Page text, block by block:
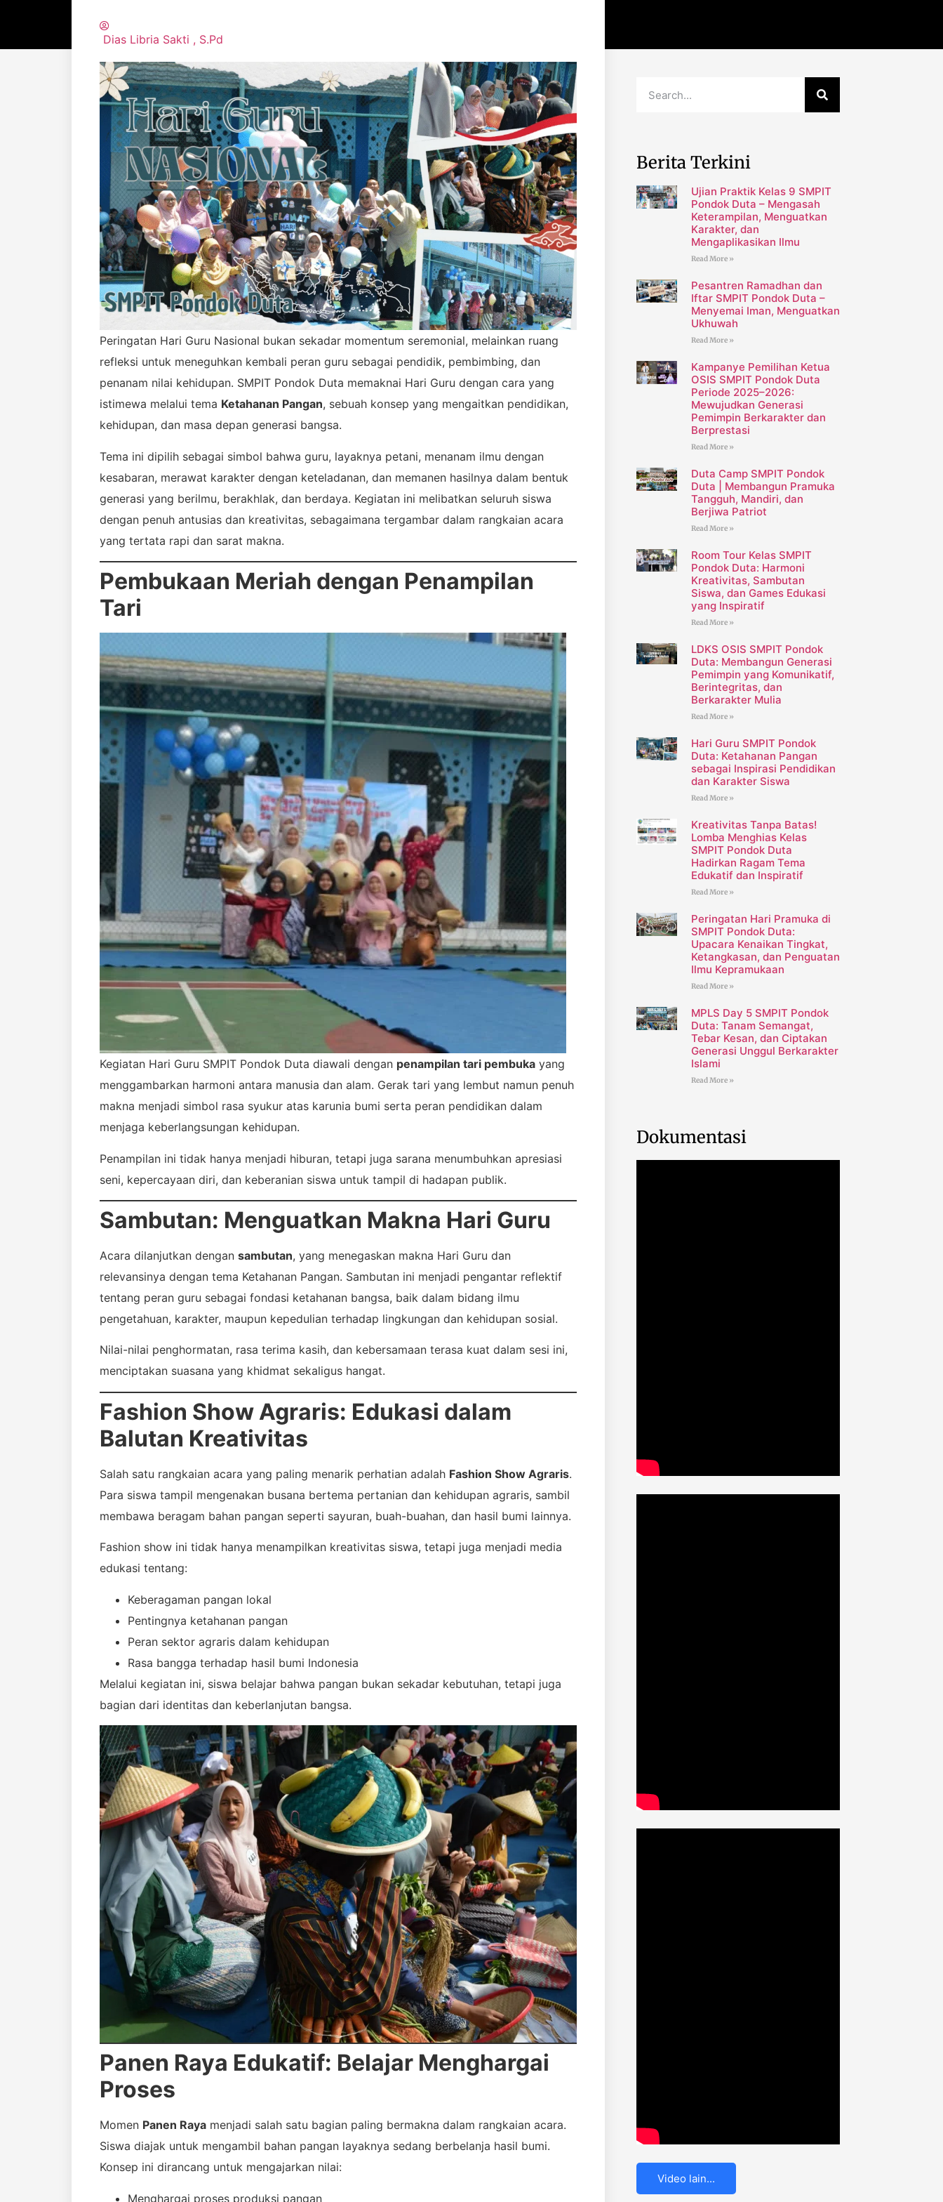
Dias Libria Sakti , S.Pd
Peringatan Hari Guru Nasional bukan sekadar momentum seremonial, melainkan ruang
refleksi untuk meneguhkan kembali peran guru sebagai pendidik, pembimbing, dan
penanam nilai kehidupan. SMPIT Pondok Duta memaknai Hari Guru dengan cara yang
istimewa melalui tema Ketahanan Pangan, sebuah konsep yang mengaitkan pendidikan,
kehidupan, dan masa depan generasi bangsa.
Tema ini dipilih sebagai simbol bahwa guru, layaknya petani, menanam ilmu dengan
kesabaran, merawat karakter dengan keteladanan, dan memanen hasilnya dalam bentuk
generasi yang berilmu, berakhlak, dan berdaya. Kegiatan ini melibatkan seluruh siswa
dengan penuh antusias dan kreativitas, sebagaimana tergambar dalam rangkaian acara
yang tertata rapi dan sarat makna.
Pembukaan Meriah dengan Penampilan
Tari
Kegiatan Hari Guru SMPIT Pondok Duta diawali dengan penampilan tari pembuka yang
menggambarkan harmoni antara manusia dan alam. Gerak tari yang lembut namun penuh
makna menjadi simbol rasa syukur atas karunia bumi serta peran pendidikan dalam
menjaga keberlangsungan kehidupan.
Penampilan ini tidak hanya menjadi hiburan, tetapi juga sarana menumbuhkan apresiasi
seni, kepercayaan diri, dan keberanian siswa untuk tampil di hadapan publik.
Sambutan: Menguatkan Makna Hari Guru
Acara dilanjutkan dengan sambutan, yang menegaskan makna Hari Guru dan
relevansinya dengan tema Ketahanan Pangan. Sambutan ini menjadi pengantar reflektif
tentang peran guru sebagai fondasi ketahanan bangsa, baik dalam bidang ilmu
pengetahuan, karakter, maupun kepedulian terhadap lingkungan dan kehidupan sosial.
Nilai-nilai penghormatan, rasa terima kasih, dan kebersamaan terasa kuat dalam sesi ini,
menciptakan suasana yang khidmat sekaligus hangat.
Fashion Show Agraris: Edukasi dalam
Balutan Kreativitas
Salah satu rangkaian acara yang paling menarik perhatian adalah Fashion Show Agraris.
Para siswa tampil mengenakan busana bertema pertanian dan kehidupan agraris, sambil
membawa beragam bahan pangan seperti sayuran, buah-buahan, dan hasil bumi lainnya.
Fashion show ini tidak hanya menampilkan kreativitas siswa, tetapi juga menjadi media
edukasi tentang:
Keberagaman pangan lokal
Pentingnya ketahanan pangan
Peran sektor agraris dalam kehidupan
Rasa bangga terhadap hasil bumi Indonesia
Melalui kegiatan ini, siswa belajar bahwa pangan bukan sekadar kebutuhan, tetapi juga
bagian dari identitas dan keberlanjutan bangsa.
Panen Raya Edukatif: Belajar Menghargai
Proses
Momen Panen Raya menjadi salah satu bagian paling bermakna dalam rangkaian acara.
Siswa diajak untuk mengambil bahan pangan layaknya sedang berbelanja hasil bumi.
Konsep ini dirancang untuk mengajarkan nilai:
Menghargai proses produksi pangan
Berita Terkini
Ujian Praktik Kelas 9 SMPIT
Pondok Duta – Mengasah
Keterampilan, Menguatkan
Karakter, dan
Mengaplikasikan Ilmu
Read More »
Pesantren Ramadhan dan
Iftar SMPIT Pondok Duta –
Menyemai Iman, Menguatkan
Ukhuwah
Read More »
Kampanye Pemilihan Ketua
OSIS SMPIT Pondok Duta
Periode 2025–2026:
Mewujudkan Generasi
Pemimpin Berkarakter dan
Berprestasi
Read More »
Duta Camp SMPIT Pondok
Duta | Membangun Pramuka
Tangguh, Mandiri, dan
Berjiwa Patriot
Read More »
Room Tour Kelas SMPIT
Pondok Duta: Harmoni
Kreativitas, Sambutan
Siswa, dan Games Edukasi
yang Inspiratif
Read More »
LDKS OSIS SMPIT Pondok
Duta: Membangun Generasi
Pemimpin yang Komunikatif,
Berintegritas, dan
Berkarakter Mulia
Read More »
Hari Guru SMPIT Pondok
Duta: Ketahanan Pangan
sebagai Inspirasi Pendidikan
dan Karakter Siswa
Read More »
Kreativitas Tanpa Batas!
Lomba Menghias Kelas
SMPIT Pondok Duta
Hadirkan Ragam Tema
Edukatif dan Inspiratif
Read More »
Peringatan Hari Pramuka di
SMPIT Pondok Duta:
Upacara Kenaikan Tingkat,
Ketangkasan, dan Penguatan
Ilmu Kepramukaan
Read More »
MPLS Day 5 SMPIT Pondok
Duta: Tanam Semangat,
Tebar Kesan, dan Ciptakan
Generasi Unggul Berkarakter
Islami
Read More »
Dokumentasi
Video lain...